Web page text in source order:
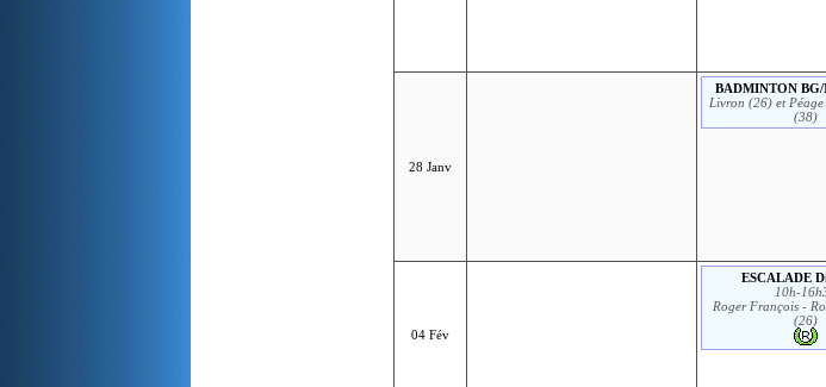
28 Janv
BADMINTON BG/
Livron (26) et Péage
(38)
04 Fév
ESCALADE
10h-
Roger François -
(26)